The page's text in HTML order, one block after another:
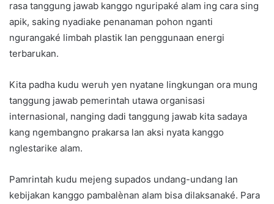
rasa tanggung jawab kanggo nguripaké alam ing cara sing
apik, saking nyadiake penanaman pohon nganti
ngurangaké limbah plastik lan penggunaan energi
terbarukan.
Kita padha kudu weruh yen nyatane lingkungan ora mung
tanggung jawab pemerintah utawa organisasi
internasional, nanging dadi tanggung jawab kita sadaya
kang ngembangno prakarsa lan aksi nyata kanggo
nglestarike alam.
Pamrintah kudu mejeng supados undang-undang lan
kebijakan kanggo pambalènan alam bisa dilaksanaké. Para